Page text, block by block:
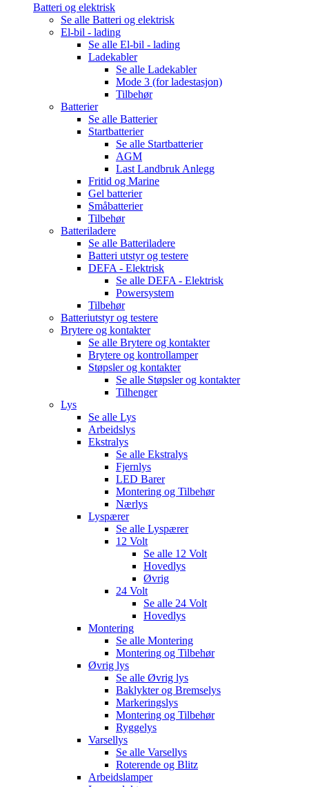
Batteri og elektrisk
Se alle Batteri og elektrisk
El-bil - lading
Se alle El-bil - lading
Ladekabler
Se alle Ladekabler
Mode 3 (for ladestasjon)
Tilbehør
Batterier
Se alle Batterier
Startbatterier
Se alle Startbatterier
AGM
Last Landbruk Anlegg
Fritid og Marine
Gel batterier
Småbatterier
Tilbehør
Batteriladere
Se alle Batteriladere
Batteri utstyr og testere
DEFA - Elektrisk
Se alle DEFA - Elektrisk
Powersystem
Tilbehør
Batteriutstyr og testere
Brytere og kontakter
Se alle Brytere og kontakter
Brytere og kontrollamper
Støpsler og kontakter
Se alle Støpsler og kontakter
Tilhenger
Lys
Se alle Lys
Arbeidslys
Ekstralys
Se alle Ekstralys
Fjernlys
LED Barer
Montering og Tilbehør
Nærlys
Lyspærer
Se alle Lyspærer
12 Volt
Se alle 12 Volt
Hovedlys
Øvrig
24 Volt
Se alle 24 Volt
Hovedlys
Montering
Se alle Montering
Montering og Tilbehør
Øvrig lys
Se alle Øvrig lys
Baklykter og Bremselys
Markeringslys
Montering og Tilbehør
Ryggelys
Varsellys
Se alle Varsellys
Roterende og Blitz
Arbeidslamper